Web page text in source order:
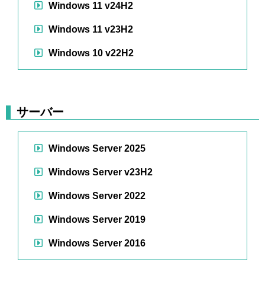
Windows 11 v24H2
Windows 11 v23H2
Windows 10 v22H2
サーバー
Windows Server 2025
Windows Server v23H2
Windows Server 2022
Windows Server 2019
Windows Server 2016